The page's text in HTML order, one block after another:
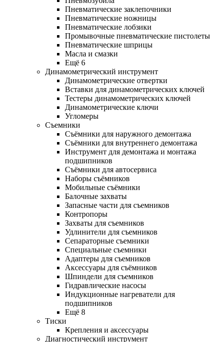
Пневматические заклепочники
Пневматические ножницы
Пневматические лобзики
Промывочные пневматические пистолеты
Пневматические шприцы
Масла и смазки
Ещё 6
Динамометрический инструмент
Динамометрические отвертки
Вставки для динамометрических ключей
Тестеры динамометрических ключей
Динамометрические ключи
Угломеры
Съемники
Съёмники для наружного демонтажа
Съёмники для внутреннего демонтажа
Инструмент для демонтажа и монтажа
подшипников
Съёмники для автосервиса
Наборы съёмников
Мобильные съёмники
Балочные захваты
Запасные части для съемников
Контропоры
Захваты для съемников
Удлинители для съемников
Сепараторные съемники
Специальные съемники
Адаптеры для съемников
Аксессуары для съёмников
Шпиндели для съемников
Гидравлические насосы
Индукционные нагреватели для
подшипников
Ещё 8
Тиски
Крепления и аксессуары
Диагностический инструмент